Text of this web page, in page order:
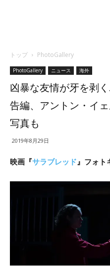
トップ PhotoGallery
PhotoGallery ニュース 海外
凶暴な友情が牙を剥
告編、アントン・イ
写真も
2019年8月29日
映画『サラブレッド 』フォト